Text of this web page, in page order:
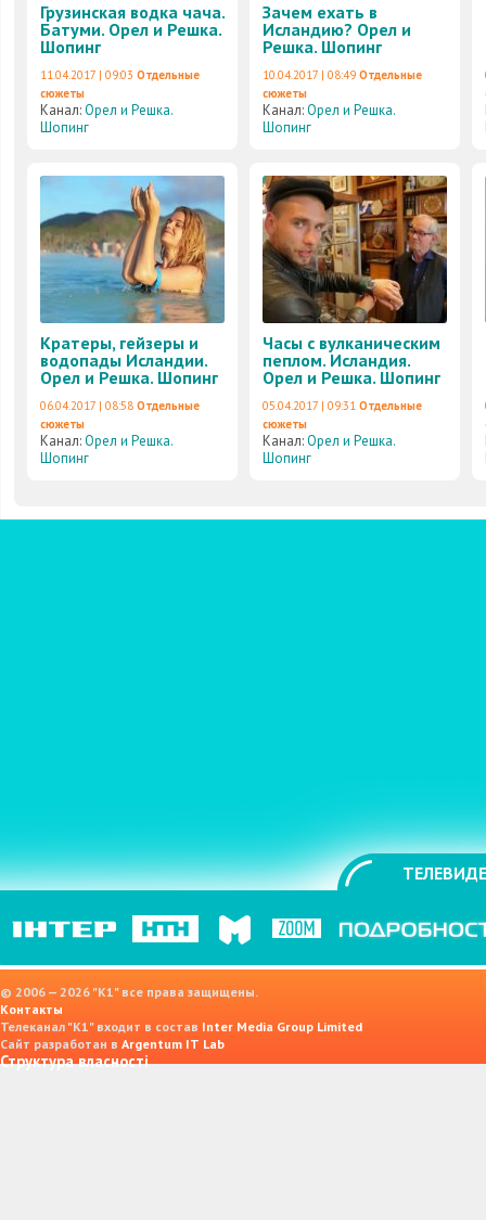
Грузинская водка чача.
Батуми. Орел и Решка.
Шопинг
11.04.2017 | 09:03 Отдельные
сюжеты
Канал:Орел и Решка.
Шопинг
Зачем ехать в
Исландию? Орел и
Решка. Шопинг
10.04.2017 | 08:49 Отдельные
сюжеты
Канал:Орел и Решка.
Шопинг
Кратеры, гейзеры и
водопады Исландии.
Орел и Решка. Шопинг
06.04.2017 | 08:58 Отдельные
сюжеты
Канал:Орел и Решка.
Шопинг
Часы с вулканическим
пеплом. Исландия.
Орел и Решка. Шопинг
05.04.2017 | 09:31 Отдельные
сюжеты
Канал:Орел и Решка.
Шопинг
© 2006 — 2026 "K1" все права защищены.
Контакты
Телеканал "К1" входит в состав Inter Media Group Limited
Сайт разработан в Argentum IT Lab
Структура власності